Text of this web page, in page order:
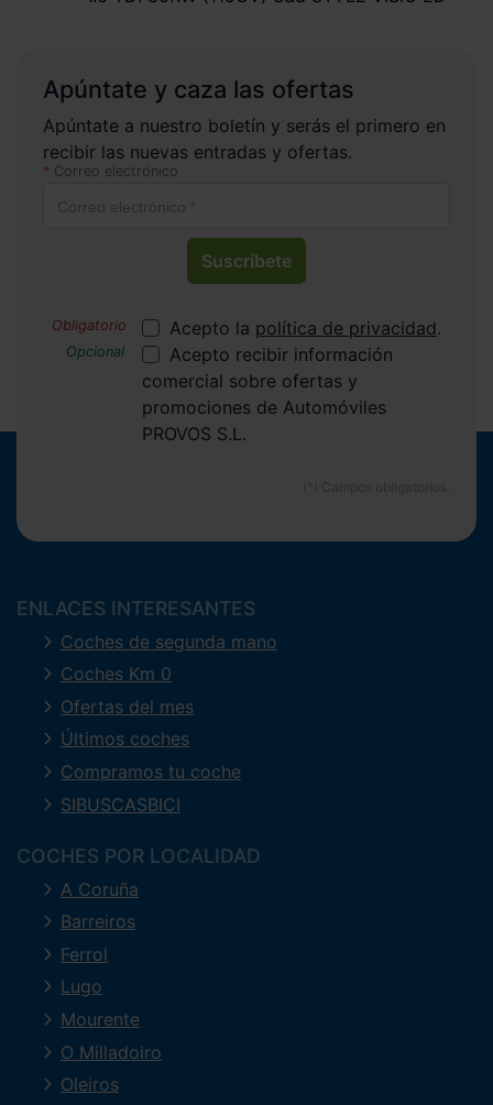
Apúntate y caza las ofertas
Apúntate a nuestro boletín y serás el primero en
recibir las nuevas entradas y ofertas.
Correo electrónico
Suscríbete
Acepto la política de privacidad.
Acepto recibir información
comercial sobre ofertas y
promociones de Automóviles
PROVOS S.L.
ENLACES INTERESANTES
Coches de segunda mano
Coches Km 0
Ofertas del mes
Últimos coches
Compramos tu coche
SIBUSCASBICI
COCHES POR LOCALIDAD
A Coruña
Barreiros
Ferrol
Lugo
Mourente
O Milladoiro
Oleiros